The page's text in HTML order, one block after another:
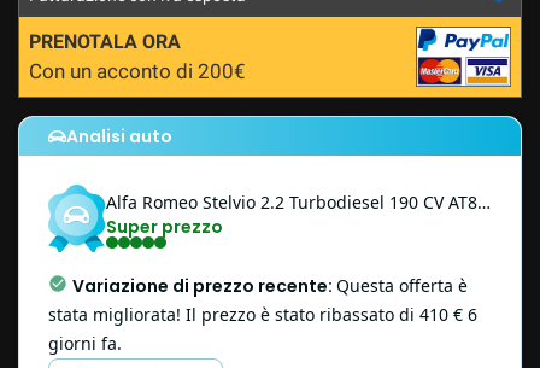
PRENOTALA ORA
Con un acconto di 200€
Analisi auto
Alfa Romeo Stelvio 2.2 Turbodiesel 190 CV AT8 Q4 Business - PROMO
Super prezzo
Variazione di prezzo recente: Questa offerta è
stata migliorata! Il prezzo è stato ribassato di 410 € 6
giorni fa.
questi
strumenti
di
rimanda
cookie
policy.
Puoi
rivedere
modificare